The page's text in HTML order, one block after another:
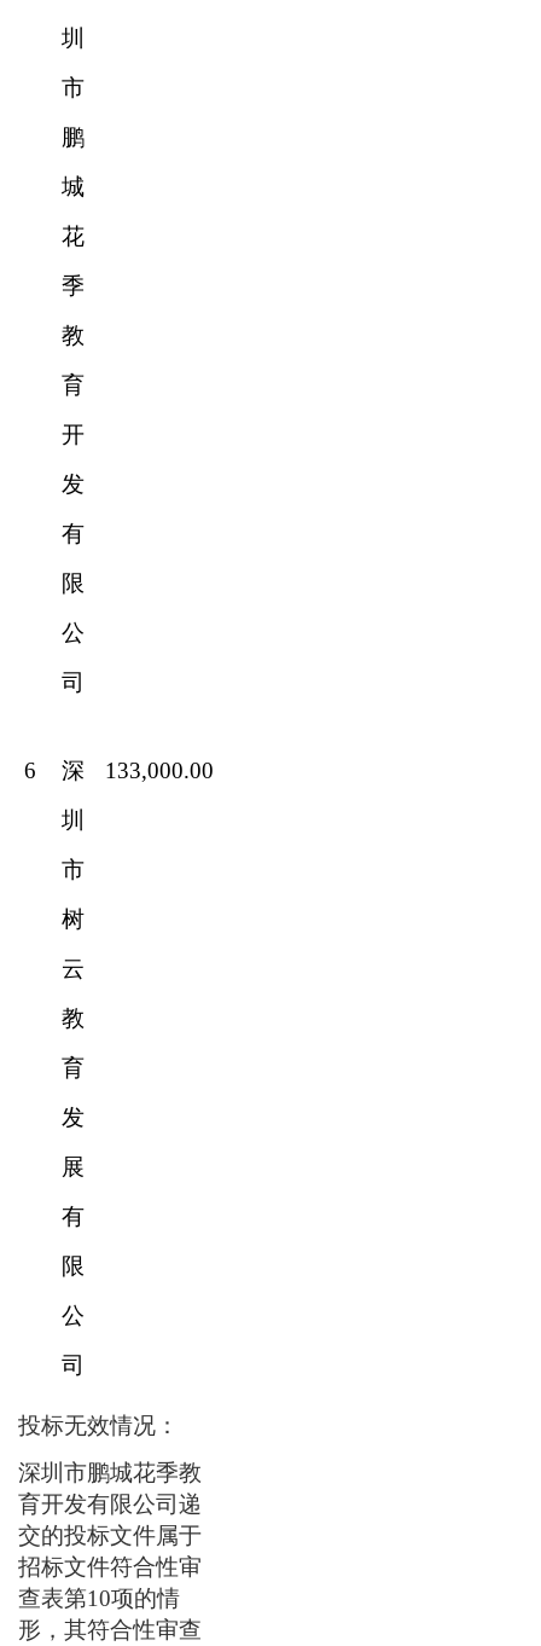
圳
市
鹏
城
花
季
教
育
开
发
有
限
公
司
6
深
圳
市
树
云
教
育
发
展
有
限
公
司
133,000.00
投标无效情况：
深圳市鹏城花季教
育开发有限公司递
交的投标文件属于
招标文件符合性审
查表第10项的情
形，其符合性审查